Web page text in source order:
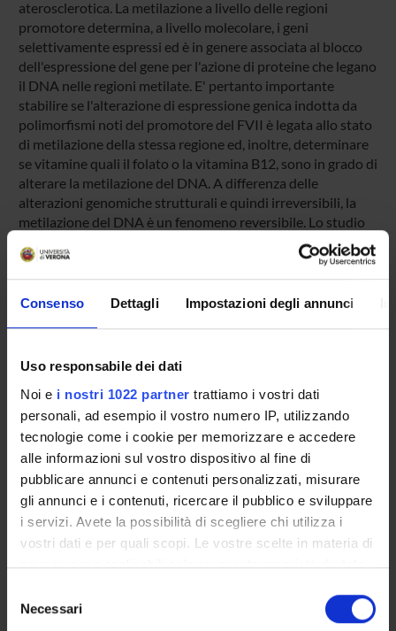
Consenso Dettagli Impostazioni degli annunci
Uso responsabile dei dati
Noi e i nostri 1022 partner trattiamo i vostri dati
personali, ad esempio il vostro numero IP, utilizzando
tecnologie come i cookie per memorizzare e accedere
alle informazioni sul vostro dispositivo al fine di
pubblicare annunci e contenuti personalizzati, misurare
gli annunci e i contenuti, ricercare il pubblico e sviluppare
i servizi. Avete la possibilità di scegliere chi utilizza i
vostri dati e per quali scopi. Le vostre scelte in materia di
privacy sono applicabili solo su questa proprietà digitale
modificare o revocare il proprio consenso in qualsiasi
momento dalla Dichiarazione sui cookie o facendo clic
delNecessari
aterosclerotica. La metilazione a livello delle regioni
promotore determina, a livello molecolare, i geni
selettivamente espressi ed è in genere associata al blocco
dell'espressione del gene per l'azione di proteine che legano
il DNA nelle regioni metilate. E' pertanto importante
stabilire se l'alterazione di espressione genica indotta da
polimorfismi noti del promotore del FVII è legata allo stato
di metilazione della stessa regione ed, inoltre, determinare
se vitamine quali il folato o la vitamina B12, sono in grado di
alterare la metilazione del DNA. A differenza delle
alterazioni genomiche strutturali e quindi irreversibili, la
metilazione del DNA è un fenomeno reversibile. Lo studio
dei polimorfismi e della metilazione delle regioni promotore
dei geni della via del FVII-TF e TFPI, e' di considerevole
importanza per le potenziali implicazioni sulla modulazione
dei livelli di proteine circolanti e del rischio di malattia
ENTI FINANZIATORI:
MIUR - PRIN
Finanziamento:assegnato e gestito da un ente esterno
all'ateneo
PARTECIPANTI AL PROGETTO
Claudia Bozzini
Professore ordinario